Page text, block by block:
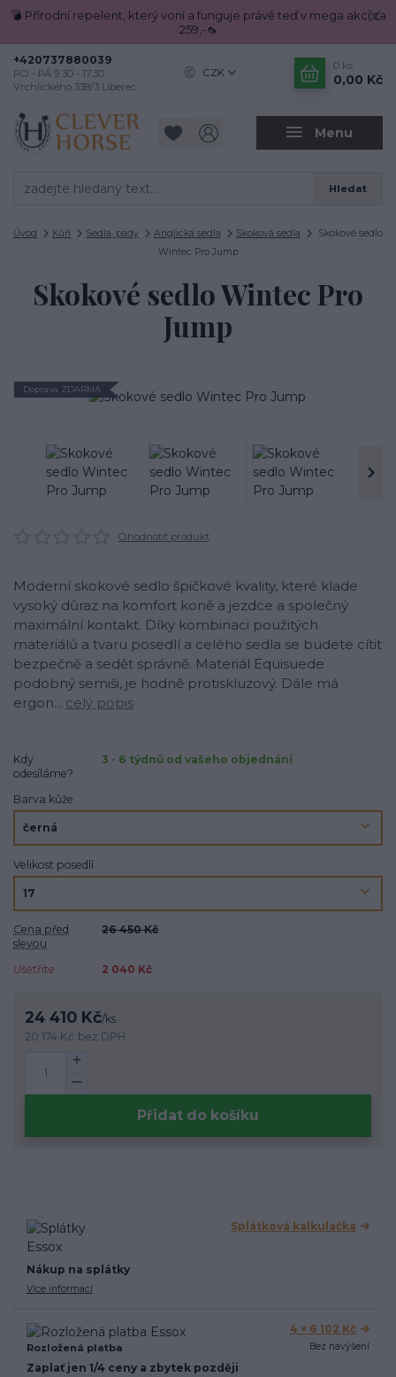
💣 Přírodní repelent, který voní a funguje právě teď v mega akci za
259,-🦟
Menu
CZK
Hledat
+420737880039
PO - PÁ 9.30 - 17.30
Vrchlického 338/3 Liberec
0 ks
0,00 Kč
Úvod Kůň Sedla, pady Anglická sedla Skoková sedla
Skokové sedlo
Wintec Pro Jump
Skokové sedlo Wintec Pro
Jump
Doprava ZDARMA
Ohodnotit produkt
Moderní skokové sedlo špičkové kvality, které klade
vysoký důraz na komfort koně a jezdce a společný
maximální kontakt. Díky kombinaci použitých
materiálů a tvaru posedlí a celého sedla se budete cítit
bezpečně a sedět správně. Materiál Equisuede
podobný semiši, je hodně protiskluzový. Dále má
ergon... celý popis
Kdy
odesíláme?
3 - 6 týdnů od vašeho objednání
Barva kůže
Velikost posedlí
Cena před
slevou
26 450 Kč
Ušetříte 2 040 Kč
24 410 Kč/ks
20 174 Kč bez DPH
Přidat do košíku
Splátková kalkulačka
Nákup na splátky
Více informací
Rozložená platba
4 × 6 102 Kč
Bez navýšení
Zaplať jen 1/4 ceny a zbytek později